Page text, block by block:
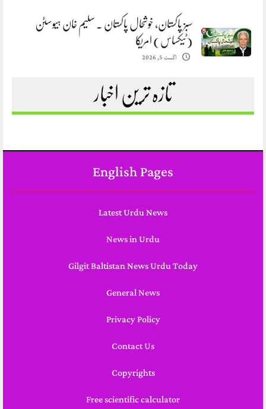
سبز پاکستان، خوشحال پاکستان . سلیم خان ہیوسٹن
(ٹیکساس) امریکا
اگست 5, 2026
تازہ ترین اخبار
English Pages
Latest Urdu News
News in Urdu
Gilgit Baltistan News Urdu Today
General News
Privacy Policy
Contact Us
Copyrights
Free scientific calculator